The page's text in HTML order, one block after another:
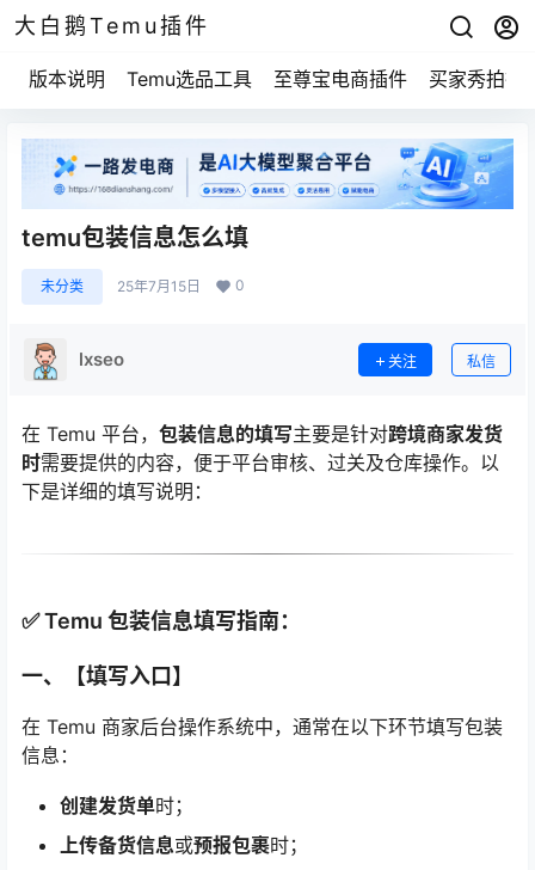
大白鹅Temu插件
版本说明 Temu选品工具 至尊宝电商插件 买家秀拍摄
temu包装信息怎么填
未分类 25年7月15日 0
lxseo 关注 私信
在 Temu 平台， 包装信息的填写主要是针对跨境商家发货
时需要提供的内容，便于平台审核、过关及仓库操作。以
下是详细的填写说明：
✅ Temu 包装信息填写指南：
一、【填写入口】
在 Temu 商家后台操作系统中，通常在以下环节填写包装
信息：
创建发货单时；
上传备货信息或预报包裹时；